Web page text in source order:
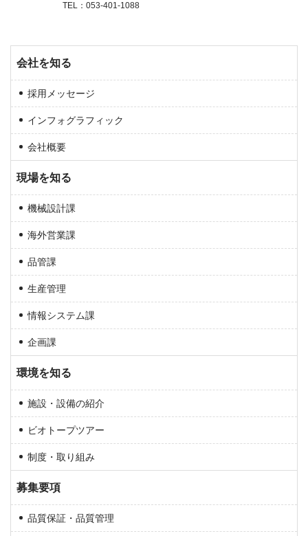
TEL：053-401-1088
会社を知る
採用メッセージ
インフォグラフィック
会社概要
現場を知る
機械設計課
海外営業課
品管課
生産管理
情報システム課
企画課
環境を知る
施設・設備の紹介
ビオトープツアー
制度・取り組み
募集要項
品質保証・品質管理